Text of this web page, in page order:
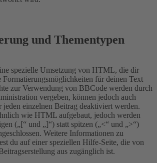
und Thementypen
spezielle Umsetzung von HTML, die dir
Formatierungsmöglichkeiten für deinen Text
zur Verwendung von BBCode werden durch
vergeben, können jedoch auch
jeden einzelnen Beitrag deaktiviert werden.
wie HTML aufgebaut, jedoch werden
(„[“ und „]“) statt spitzen („<“ und „>“)
Weitere Informationen zu
du auf einer speziellen Hilfe-Seite, die von
aus zugänglich ist.